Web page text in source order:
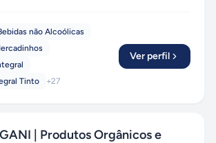
não Alcoólicas
Tinto
+27
Ver perfil
| Produtos Orgânicos e